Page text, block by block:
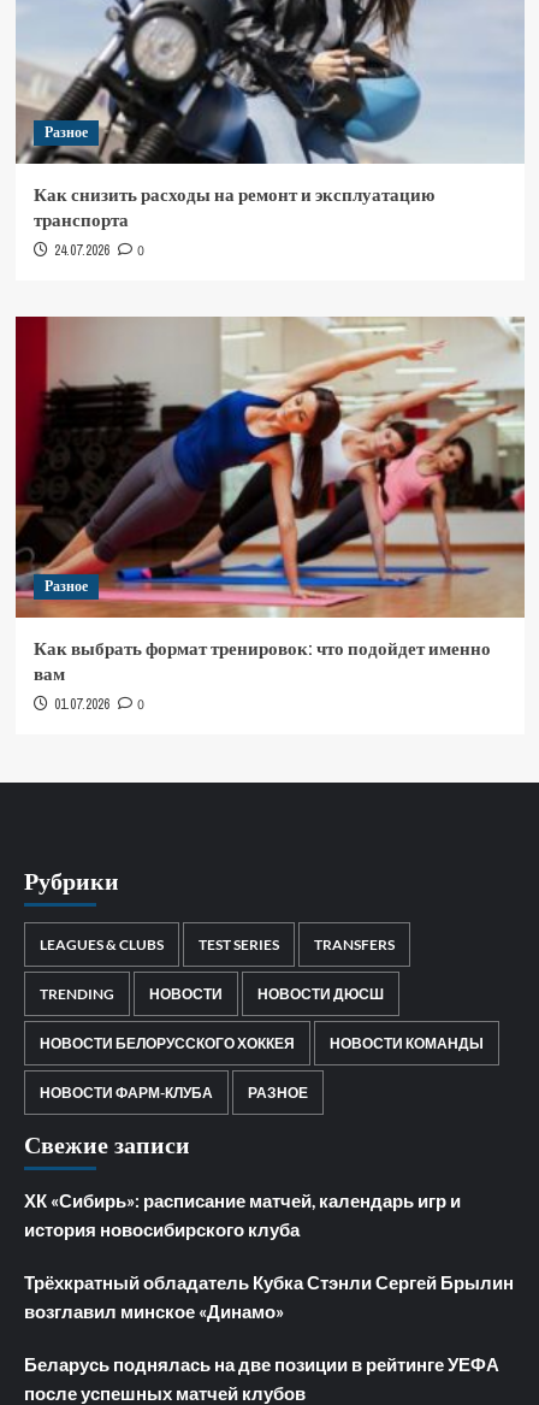
Разное
Как снизить расходы на ремонт и эксплуатацию
транспорта
24.07.2026 0
Разное
Как выбрать формат тренировок: что подойдет именно
вам
01.07.2026 0
Рубрики
LEAGUES & CLUBS TEST SERIES TRANSFERS
TRENDING НОВОСТИ НОВОСТИ ДЮСШ
НОВОСТИ БЕЛОРУССКОГО ХОККЕЯ НОВОСТИ КОМАНДЫ
НОВОСТИ ФАРМ-КЛУБА РАЗНОЕ
Свежие записи
ХК «Сибирь»: расписание матчей, календарь игр и
история новосибирского клуба
Трёхкратный обладатель Кубка Стэнли Сергей Брылин
возглавил минское «Динамо»
Беларусь поднялась на две позиции в рейтинге УЕФА
после успешных матчей клубов